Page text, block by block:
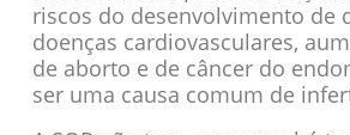
riscos do desenvolvimento de
doenças cardiovasculares,
de aborto e de câncer do
ser uma causa comum de